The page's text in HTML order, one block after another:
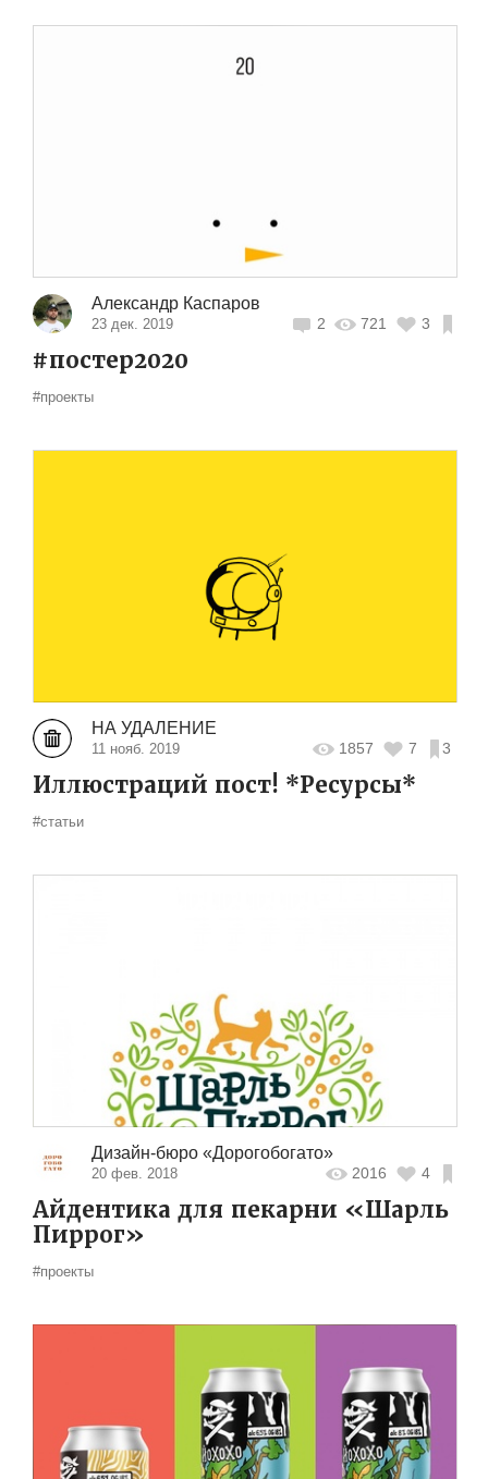
Александр Каспаров
23 дек. 2019 2 721 3
#постер2020
#проекты
НА УДАЛЕНИЕ
11 нояб. 2019 1857 7 3
Иллюстраций пост! *Ресурсы*
#статьи
Дизайн-бюро «Дорогобогато»
20 фев. 2018 2016 4
Айдентика для пекарни «Шарль
Пиррог»
#проекты